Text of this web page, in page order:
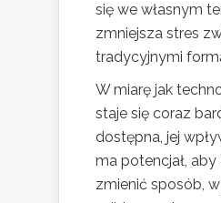
się we własnym
zmniejsza stres
tradycyjnymi
W miarę jak
staje się coraz
dostępna, jej
ma potencjał, aby
zmienić sposób, w